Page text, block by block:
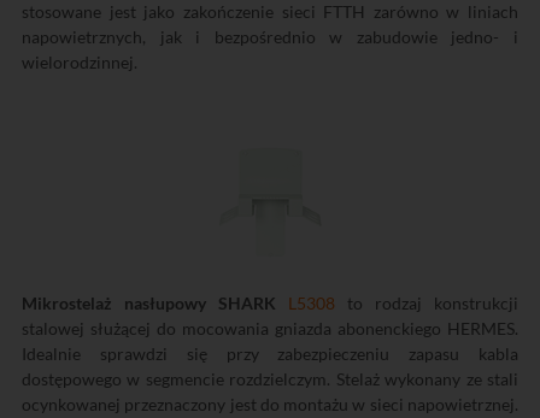
stosowane jest jako zakończenie sieci FTTH zarówno w liniach
napowietrznych, jak i bezpośrednio w zabudowie jedno- i
wielorodzinnej.
Mikrostelaż nasłupowy SHARK L5308 to rodzaj konstrukcji
stalowej służącej do mocowania gniazda abonenckiego HERMES.
Idealnie sprawdzi się przy zabezpieczeniu zapasu kabla
dostępowego w segmencie rozdzielczym. Stelaż wykonany ze stali
ocynkowanej przeznaczony jest do montażu w sieci napowietrznej.